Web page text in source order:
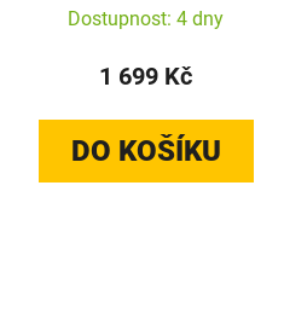
Dostupnost: 4 dny
1 699 Kč
DO KOŠÍKU